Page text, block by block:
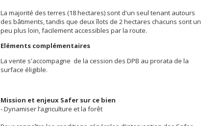
La majorité des terres (18 hectares) sont d'un seul tenant autours
des bâtiments, tandis que deux îlots de 2 hectares chacuns sont un
peu plus loin, facilement accessibles par la route.
Eléments complémentaires
La vente s'accompagne de la cession des DPB au prorata de la
surface éligible.
Mission et enjeux Safer sur ce bien
- Dynamiser l’agriculture et la forêt